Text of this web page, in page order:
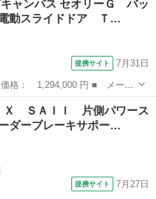
ャンバス セオリーＧ バッ
動スライドドア Ｔ…
提携サイト 7月31日
キャンバス ■ グレード
電動スライドドア ＴＶ ク
Ｘ ＳＡＩＩ 片側パワース
ダーブレーキサポー…
提携サイト 7月27日